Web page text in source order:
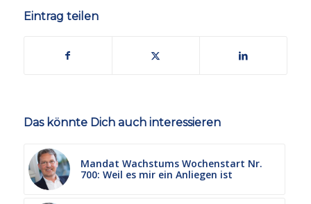
Eintrag teilen
Das könnte Dich auch interessieren
Mandat Wachstums Wochenstart Nr.
700: Weil es mir ein Anliegen ist